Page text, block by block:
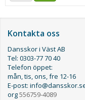
Kontakta oss
Dansskor i Väst AB
Tel: 0303-77 70 40
Telefon öppet:
mån, tis, ons, fre 12-16
E-post:
org556759-4089